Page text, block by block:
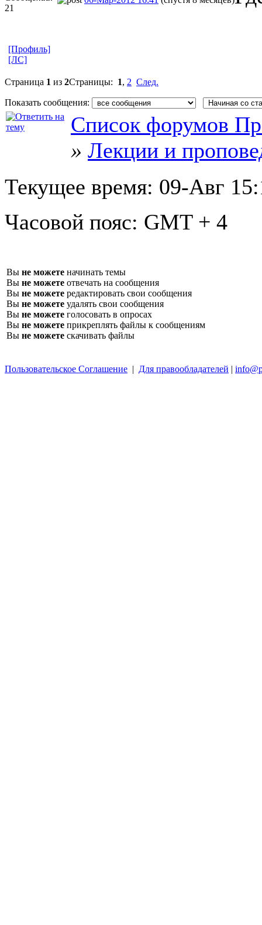
21
[Профиль]
[ЛС]
Страница 1 из 2Страницы: 1, 2 След.
Показать сообщения:
Список форумов
» Лекции и
Текущее время: 09-Авг
Часовой пояс: GMT + 4
Вы не можете начинать темы
Вы не можете отвечать на сообщения
Вы не можете редактировать свои сообщения
Вы не можете удалять свои сообщения
Вы не можете голосовать в опросах
Вы не можете прикреплять файлы к сообщениям
Вы не можете скачивать файлы
Пользовательское Соглашение | Для правообладателей |